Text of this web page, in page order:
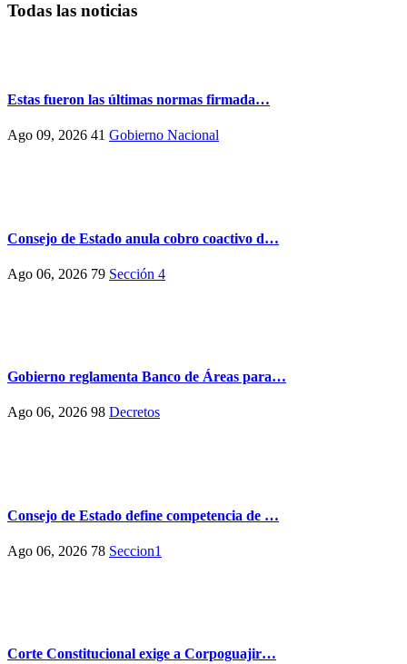
Todas las noticias
Estas fueron las últimas normas firmada…
Ago 09, 2026 41 Gobierno Nacional
Consejo de Estado anula cobro coactivo d…
Ago 06, 2026 79 Sección 4
Gobierno reglamenta Banco de Áreas para…
Ago 06, 2026 98 Decretos
Consejo de Estado define competencia de …
Ago 06, 2026 78 Seccion1
Corte Constitucional exige a Corpoguajir…